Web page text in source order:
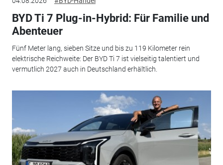
BYD Ti 7 Plug-in-Hybrid: Für Familie und
Abenteuer
Fünf Meter lang, sieben Sitze und bis zu 119 Kilometer rein
elektrische Reichweite: Der BYD Ti 7 ist vielseitig talentiert und
vermutlich 2027 auch in Deutschland erhältlich.